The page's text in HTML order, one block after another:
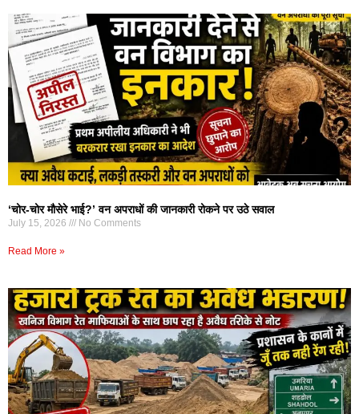
‘चोर-चोर मौसेरे भाई?’ वन अपराधों की जानकारी रोकने पर उठे सवाल
July 15, 2026 No Comments
Read More »